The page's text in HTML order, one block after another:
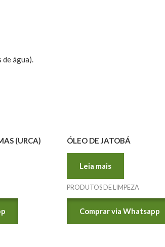
água).
(URCA) ÓLEO DE JATOBÁ
Leia mais
PRODUTOS DE LIMPEZA
Comprar via Whatsapp